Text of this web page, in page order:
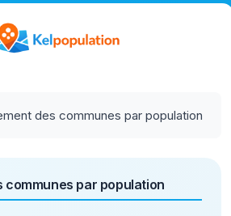
des communes par population
communes par population